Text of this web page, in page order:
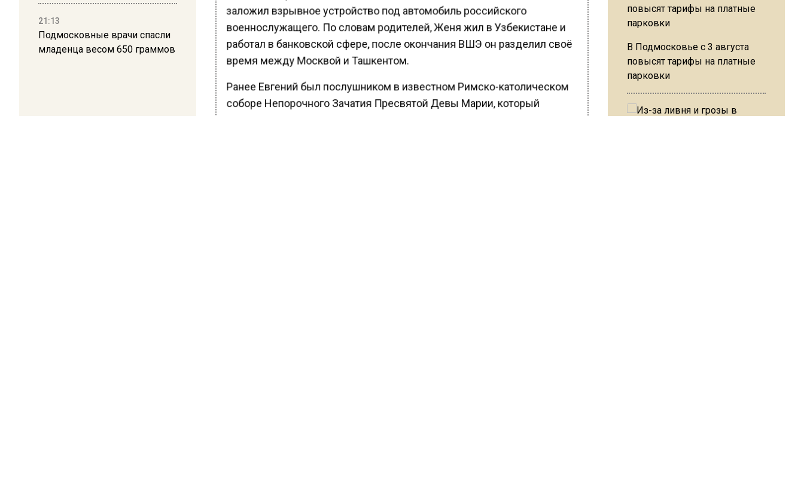
21:13
Подмосковные врачи спасли
младенца весом 650 граммов
заложил взрывное устройство под автомобиль российского
военнослужащего. По словам родителей, Женя жил в Узбекистане и
работал в банковской сфере, после окончания ВШЭ он разделил своё
время между Москвой и Ташкентом.
Ранее Евгений был послушником в известном Римско-католическом
соборе Непорочного Зачатия Пресвятой Девы Марии, который
В Подмосковье с 3 августа
повысят тарифы на платные
парковки